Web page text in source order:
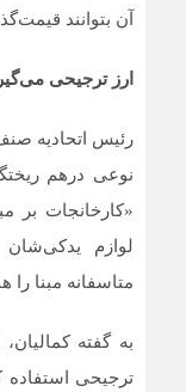
آن بتوانند
ارز ترجیحی
رئیس اتحادیه
نوعی درهم
«کارخانجات بر
لوازم
متاسفانه مبنا را
به گفته
ترجیحی استفاده